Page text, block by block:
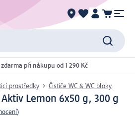
zdarma při nákupu od 1 290 Kč
prostředky Čističe WC & WC bloky
Lemon 6x50 g, 300 g
)